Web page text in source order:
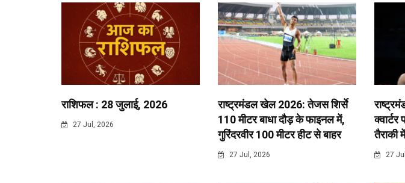
राशिफल : 28 जुलाई, 2026
27 Jul, 2026
राष्ट्रमंडल खेल 2026: तेजस शिर्से
110 मीटर बाधा दौड़ के फाइनल में,
गुरिंदरवीर 100 मीटर हीट से बाहर
27 Jul, 2026
तैराकी
27